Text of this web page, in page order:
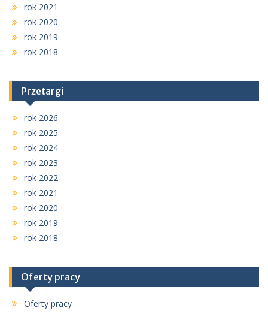
rok 2021
rok 2020
rok 2019
rok 2018
Przetargi
rok 2026
rok 2025
rok 2024
rok 2023
rok 2022
rok 2021
rok 2020
rok 2019
rok 2018
Oferty pracy
Oferty pracy